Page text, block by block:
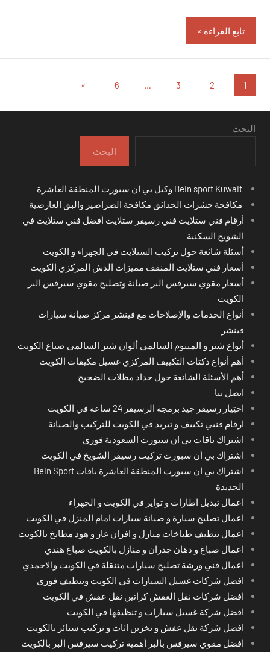
تابع القراءة
تعدد
صفحات
المقالات
1
2
3
…
6
المقالات
»
البحث
البحث
مكافحة حشرات الحدائق مكافحة الصراصير والبق العارضية
أرقام فني ستلايت فني رسيفر ستلايت أفضل فني ستلايت في
الشويخ السكنية
أسئلة شائعة حول تركيب الستلايت في الجهراء و الكويت
أسعار فني ستلايت المنقف مميزات الدش المركزي الكويت
أسعار مقوي سيرفس البر صيانة وتصليح مقوي سيرفس البر
الكويت
أنواع الخدمات والإصلاحات مع فينشر مركز صيانة سيارات
فينشر
أنواع شتر و المينوم السالمي ألوان شتر السالمي صباغ الكويت
أهم أنواع دكتات التكييف المركزي غسيل مكيفات الكويت
أهم الأسئلة الشائعة حول حداد مظلات الضجيج
اتصل بنا
اختِيار رسيفر جيد برمجة الرسيفر 24 ساعة في الكويت
ارقام فنيي تكييف و تبريد في الكويت للتركيب والصيانة
اشتراك باقات بي ان سبورت السعودية فوري
اشتراك بي أن سبورت تركيب رسيفر الشويخ في الكويت
اشتراك بي ان سبورت المنطقة العاشرة باقات Bein Sport
الجديدة
اعمال تبديل اطارات و تواير في الكويت و الجهراء
اعمال تصليح سيارة و صيانة سيارات امام المنزل في الكويت
اعمال تنظيف طباخات منازل و افران غاز و هود مطابخ بالكويت
اعمال صباغ و دهان جدران و منازل بالكويت صباغ هندي
اعمال فني ورشة تصليح سيارات متنقلة في الكويت والاحمدي
افضل شركات غسيل السيارات في الكويت وتنظيف فوري
افضل شركات نقل العفش كراتين نقل عفش في الكويت
افضل شركة غسيل سيارات و تنظيفها في الكويت
افضل شركة نقل عفش و تخزين اثاث و تركيب ستائر بالكويت
افضل مقوي سيرفس بالبر أهمية تركيب سيرفس البر بالكويت